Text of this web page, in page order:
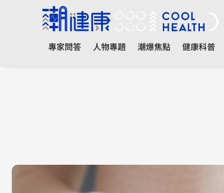
專家問答 人物專題 潮爆焦點 健康科普